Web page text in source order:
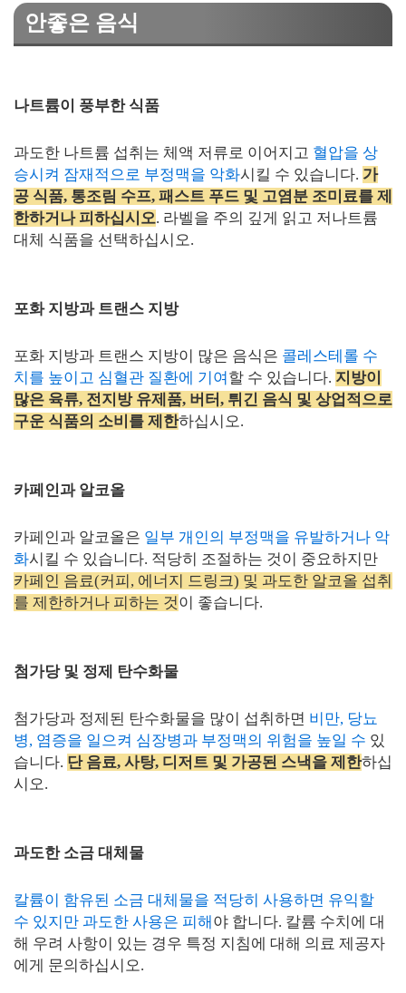
안좋은 음식
나트륨이 풍부한 식품
과도한 나트륨 섭취는 체액 저류로 이어지고 혈압을 상
승시켜 잠재적으로 부정맥을 악화시킬 수 있습니다. 가
공 식품, 통조림 수프, 패스트 푸드 및 고염분 조미료를 제
한하거나 피하십시오. 라벨을 주의 깊게 읽고 저나트륨
대체 식품을 선택하십시오.
포화 지방과 트랜스 지방
포화 지방과 트랜스 지방이 많은 음식은 콜레스테롤 수
치를 높이고 심혈관 질환에 기여 할 수 있습니다. 지방이
많은 육류, 전지방 유제품, 버터, 튀긴 음식 및 상업적으로
구운 식품의 소비를 제한하십시오.
카페인과 알코올
카페인과 알코올은 일부 개인의 부정맥을 유발하거나 악
화시킬 수 있습니다. 적당히 조절하는 것이 중요하지만
카페인 음료(커피, 에너지 드링크) 및 과도한 알코올 섭취
를 제한하거나 피하는 것이 좋습니다.
첨가당 및 정제 탄수화물
첨가당과 정제된 탄수화물을 많이 섭취하면 비만, 당뇨
병, 염증을 일으켜 심장병과 부정맥의 위험을 높일 수 있
습니다. 단음료, 사탕, 디저트 및 가공된 스낵을 제한하십
시오.
과도한 소금 대체물
칼륨이 함유된 소금 대체물을 적당히 사용하면 유익할
수 있지만 과도한 사용은 피해 야 합니다. 칼륨 수치에 대
해 우려 사항이 있는 경우 특정 지침에 대해 의료 제공자
에게 문의하십시오.